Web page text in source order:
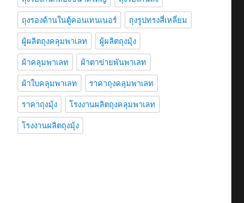
ถุงรองด้านในตู้คอนเทนเนอร์ ถุงรูปทรงสี่เหลี่ยม
ผู้ผลิตถุงคลุมพาเลท ผู้ผลิตถุงมุ้ง
ผ้าคลุมพาเลท ผ้าตาข่ายพันพาเลท
ผ้าใบคลุมพาเลท ราคาถุงคลุมพาเลท
ราคาถุงมุ้ง โรงงานผลิตถุงคลุมพาเลท
โรงงานผลิตถุงมุ้ง